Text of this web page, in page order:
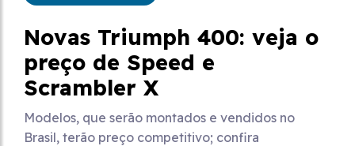
Novas Triumph 400: veja o
preço de Speed e
Scrambler X
Modelos, que serão montados e vendidos no
Brasil, terão preço competitivo; confira